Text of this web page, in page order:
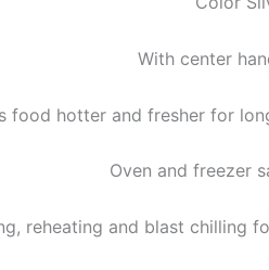
With center
food hotter and fresher for
Oven and freezer
reheating and blast chilling